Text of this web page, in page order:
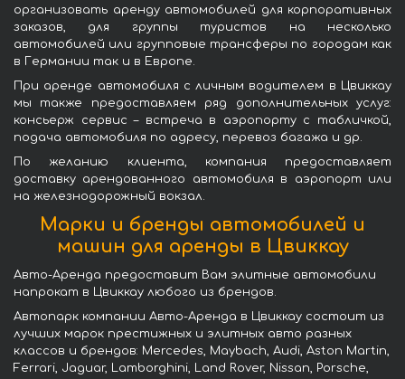
организовать аренду автомобилей для корпоративных
заказов, для группы туристов на несколько
автомобилей или групповые трансферы по городам как
в Германии так и в Европе.
При аренде автомобиля с личным водителем в Цвиккау
мы также предоставляем ряд дополнительных услуг:
консьерж сервис – встреча в аэропорту с табличкой,
подача автомобиля по адресу, перевоз багажа и др.
По желанию клиента, компания предоставляет
доставку арендованного автомобиля в аэропорт или
на железнодорожный вокзал.
Марки и бренды автомобилей и
машин для аренды в Цвиккау
Авто-Аренда предоставит Вам элитные автомобили
напрокат в Цвиккау любого из брендов.
Автопарк компании Авто-Аренда в Цвиккау состоит из
лучших марок престижных и элитных авто разных
классов и брендов: Mercedes, Maybach, Audi, Aston Martin,
Ferrari, Jaguar, Lamborghini, Land Rover, Nissan, Porsche,